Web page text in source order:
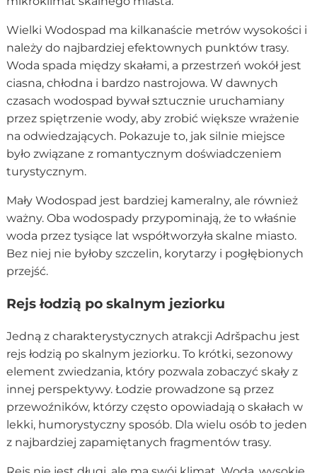
Wielki Wodospad ma kilkanaście metrów wysokości i
należy do najbardziej efektownych punktów trasy.
Woda spada między skałami, a przestrzeń wokół jest
ciasna, chłodna i bardzo nastrojowa. W dawnych
czasach wodospad bywał sztucznie uruchamiany
przez spiętrzenie wody, aby zrobić większe wrażenie
na odwiedzających. Pokazuje to, jak silnie miejsce
było związane z romantycznym doświadczeniem
turystycznym.
Mały Wodospad jest bardziej kameralny, ale również
ważny. Oba wodospady przypominają, że to właśnie
woda przez tysiące lat współtworzyła skalne miasto.
Bez niej nie byłoby szczelin, korytarzy i pogłębionych
przejść.
Rejs łodzią po skalnym jeziorku
Jedną z charakterystycznych atrakcji Adršpachu jest
rejs łodzią po skalnym jeziorku. To krótki, sezonowy
element zwiedzania, który pozwala zobaczyć skały z
innej perspektywy. Łodzie prowadzone są przez
przewoźników, którzy często opowiadają o skałach w
lekki, humorystyczny sposób. Dla wielu osób to jeden
z najbardziej zapamiętanych fragmentów trasy.